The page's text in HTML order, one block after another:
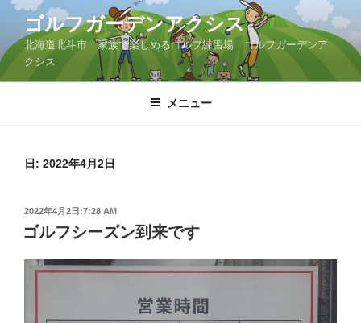
テ
ン
ツ
ゴルフガーデンアクシス
北海道北斗市 家族で楽しめるゴルフ練習場 ゴルフガーデンア
クシス
メニュー
日: 2022年4月2日
投
日:
2022年4月2日:7:28 AM
ゴルフシーズン到来です